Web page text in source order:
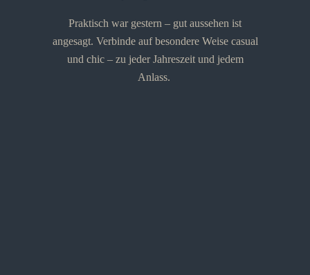
Praktisch war gestern – gut aussehen ist
angesagt. Verbinde auf besondere Weise casual
und chic – zu jeder Jahreszeit und jedem
Anlass.